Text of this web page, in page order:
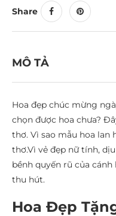
Share
MÔ TẢ
Hoa đẹp chúc mừng
chọn được hoa chưa?
thơ. Vì sao mẫu hoa lan
thơ.Vì vẻ đẹp nữ tính,
bềnh quyến rũ của
thu hút.
Hoa Đẹp